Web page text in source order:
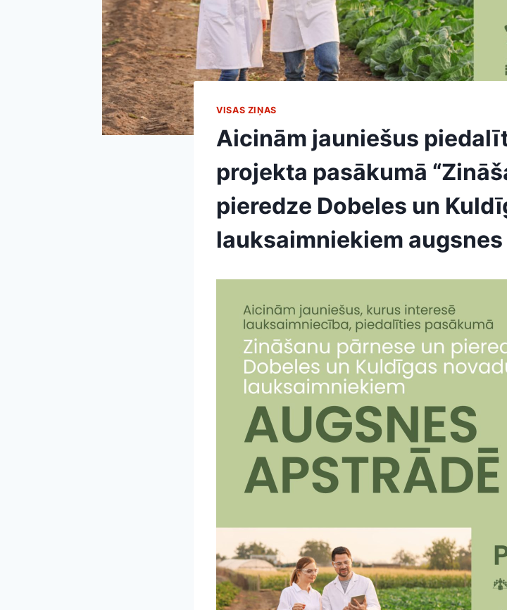
VISAS ZIŅAS
Aicinām jauniešus
projekta pasākumā
pieredze Dobeles un
lauksaimniekiem augsnes